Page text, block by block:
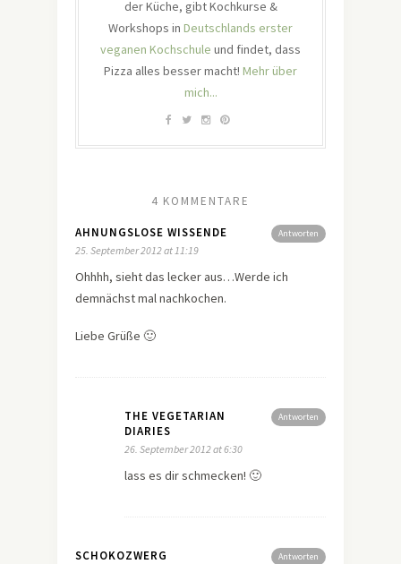
der Küche, gibt Kochkurse &
Workshops in Deutschlands erster
veganen Kochschule und findet, dass
Pizza alles besser macht! Mehr über
mich...
4 KOMMENTARE
Antworten
AHNUNGSLOSE WISSENDE
25. September 2012 at 11:19
Ohhhh, sieht das lecker aus…Werde ich
demnächst mal nachkochen.
Liebe Grüße 🙂
Antworten
THE VEGETARIAN
DIARIES
26. September 2012 at 6:30
lass es dir schmecken! 🙂
Antworten
SCHOKOZWERG